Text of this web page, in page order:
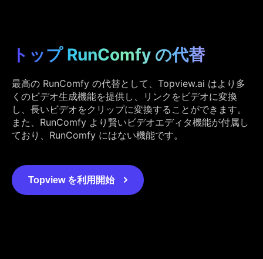
トップ RunComfy の代替
最高の RunComfy の代替として、Topview.ai はより多
くのビデオ生成機能を提供し、リンクをビデオに変換
し、長いビデオをクリップに変換することができます。
また、RunComfy より賢いビデオエディタ機能が付属し
ており、RunComfy にはない機能です。
Topview を利用開始